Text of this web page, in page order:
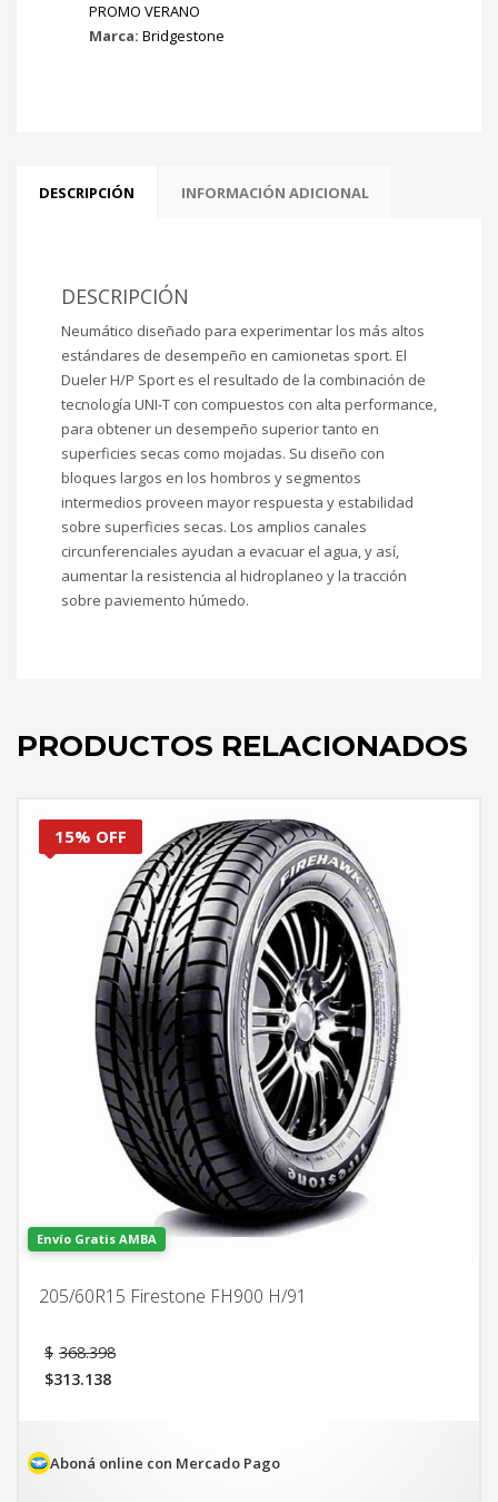
PROMO VERANO
Marca: Bridgestone
DESCRIPCIÓN INFORMACIÓN ADICIONAL
DESCRIPCIÓN
Neumático diseñado para experimentar los más altos
estándares de desempeño en camionetas sport. El
Dueler H/P Sport es el resultado de la combinación de
tecnología UNI-T con compuestos con alta performance,
para obtener un desempeño superior tanto en
superficies secas como mojadas. Su diseño con
bloques largos en los hombros y segmentos
intermedios proveen mayor respuesta y estabilidad
sobre superficies secas. Los amplios canales
circunferenciales ayudan a evacuar el agua, y así,
aumentar la resistencia al hidroplaneo y la tracción
sobre paviemento húmedo.
PRODUCTOS RELACIONADOS
15% OFF
Envío Gratis AMBA
205/60R15 Firestone FH900 H/91
$ 368.398
$313.138
es:
$313.138.
Aboná online con Mercado Pago